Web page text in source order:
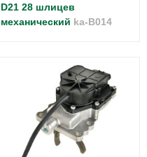
D21 28 шлицев
механический ka-B014